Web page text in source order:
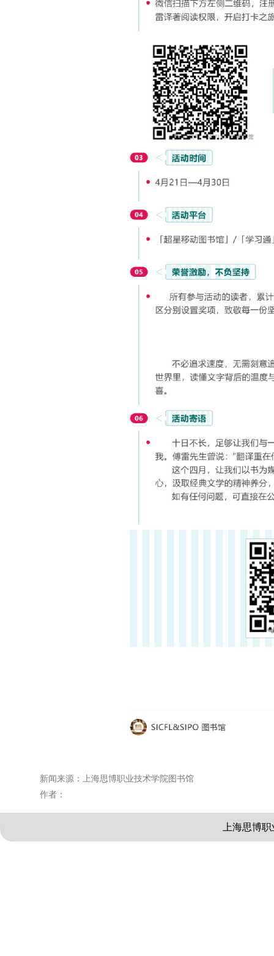
新闻来源：上海思博职业技术学院图书馆
作者：
上海思博